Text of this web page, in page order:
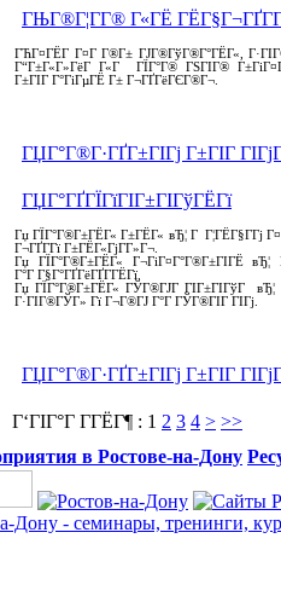
ГЊГ®Г¦Г­Г® Г«ГЁ
ГЋГ¤ГЁГ­ Г¤Г Г®Г± ГЈГ®ГўГ®Г°ГЁГ«,
Г“Г±Г«Г»ГёГ Г«Г ГЇГ°Г® ГЅГІГ®
Г±ГІГ Г°ГіГµГЁ Г± Г¬ГҐГёГЄГ®Г¬.
ГЏГ°Г®Г·ГҐГ±ГІГј Г±ГІГ
ГЏГ°ГҐГЇГїГІГ±ГІГўГЁГї
Гџ ГЇГ°Г®Г±ГЁГ« Г±ГЁГ« вЂ¦ Г Г¦ГЁГ§Г­Гј
Г¬ГҐГ­Гї Г±ГЁГ«ГјГ­Г»Г¬.
Гџ ГЇГ°Г®Г±ГЁГ« Г¬ГіГ¤Г°Г®Г±ГІГЁ
Г°Г Г§Г°ГҐГёГҐГ­ГЁГї.
Гџ ГЇГ°Г®Г±ГЁГ« ГЎГ®ГЈГ ГІГ±ГІГўГ
Г·ГІГ®ГЎГ» Гї Г¬Г®ГЈ Г°Г ГЎГ®ГІГ ГІГј.
ГЏГ°Г®Г·ГҐГ±ГІГј Г±ГІГ
Г‘ГІГ°Г Г­ГЁГ¶ : 1 2 3 4 > >>
в Ростове-на-Дону
Дону - семинары, тренинги,